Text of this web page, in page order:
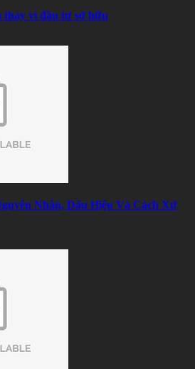
vì đầu tư sở hữu
Nhân, Dấu Hiệu Và Cách Xử